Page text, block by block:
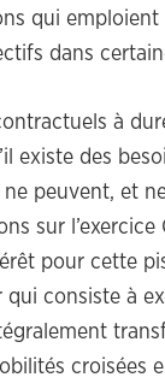
qui
dans
à
existe des
peuvent, et
sur l’exercice
pour cette
consiste à
croisées